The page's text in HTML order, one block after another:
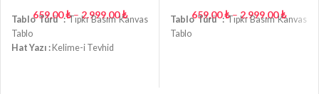
659,00₺– 2.999,00₺
Tablo Türü :Tıpkı Basım Kanvas
Tablo
Hat Yazı : Kelime-i Tevhid
659,00₺– 2.999,00₺
Tablo Türü :Tıpkı Basım Kanvas
Tablo